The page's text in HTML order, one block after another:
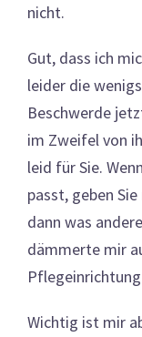
nicht.
Gut, dass ich
leider die
Beschwerde
im Zweifel von
leid für Sie.
passt, geben
dann was
dämmerte mir
Wichtig ist mir